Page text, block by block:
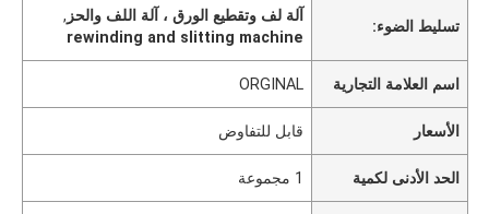
تسليط الضوء:
آلة لف وتقطيع الورق ، آلة اللف والحز ,
rewinding and slitting machine
اسم العلامة التجارية ORGINAL
الأسعار قابل للتفاوض
الحد الأدنى لكمية 1 مجموعة